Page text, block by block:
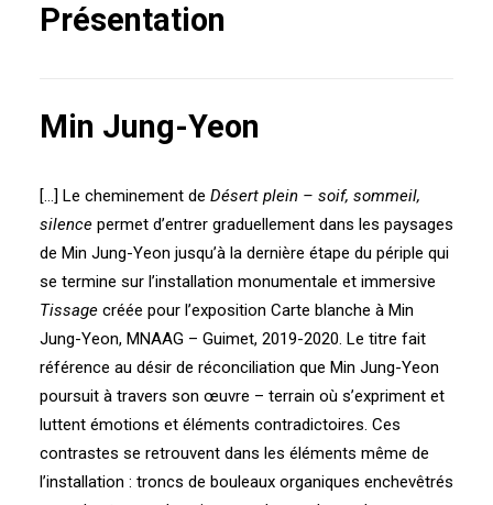
Présentation
Min Jung-Yeon
[…] Le cheminement de Désert plein – soif, sommeil,
silence permet d’entrer graduellement dans les paysages
de Min Jung-Yeon jusqu’à la dernière étape du périple qui
se termine sur l’installation monumentale et immersive
Tissage créée pour l’exposition Carte blanche à Min
Jung-Yeon, MNAAG – Guimet, 2019-2020. Le titre fait
référence au désir de réconciliation que Min Jung-Yeon
poursuit à travers son œuvre – terrain où s’expriment et
luttent émotions et éléments contradictoires. Ces
contrastes se retrouvent dans les éléments même de
l’installation : troncs de bouleaux organiques enchevêtrés